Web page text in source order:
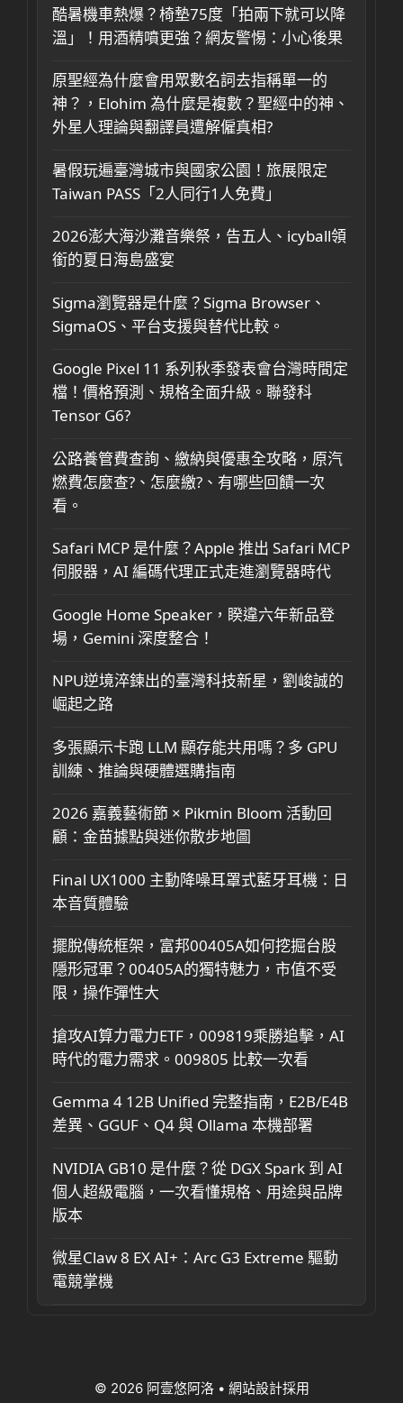
酷暑機車熱爆？椅墊75度「拍兩下就可以降
溫」！用酒精噴更強？網友警惕：小心後果
原聖經為什麼會用眾數名詞去指稱單一的
神？，Elohim 為什麼是複數？聖經中的神、
外星人理論與翻譯員遭解僱真相?
暑假玩遍臺灣城市與國家公園！旅展限定
Taiwan PASS「2人同行1人免費」
2026澎大海沙灘音樂祭，告五人、icyball領
銜的夏日海島盛宴
Sigma瀏覽器是什麼？Sigma Browser、
SigmaOS、平台支援與替代比較。
Google Pixel 11 系列秋季發表會台灣時間定
檔！價格預測、規格全面升級。聯發科
Tensor G6?
公路養管費查詢、繳納與優惠全攻略，原汽
燃費怎麼查?、怎麼繳?、有哪些回饋一次
看。
Safari MCP 是什麼？Apple 推出 Safari MCP
伺服器，AI 編碼代理正式走進瀏覽器時代
Google Home Speaker，睽違六年新品登
場，Gemini 深度整合！
NPU逆境淬鍊出的臺灣科技新星，劉峻誠的
崛起之路
多張顯示卡跑 LLM 顯存能共用嗎？多 GPU
訓練、推論與硬體選購指南
2026 嘉義藝術節 × Pikmin Bloom 活動回
顧：金苗據點與迷你散步地圖
Final UX1000 主動降噪耳罩式藍牙耳機：日
本音質體驗
擺脫傳統框架，富邦00405A如何挖掘台股
隱形冠軍？00405A的獨特魅力，市值不受
限，操作彈性大
搶攻AI算力電力ETF，009819乘勝追擊，AI
時代的電力需求。009805 比較一次看
Gemma 4 12B Unified 完整指南，E2B/E4B
差異、GGUF、Q4 與 Ollama 本機部署
NVIDIA GB10 是什麼？從 DGX Spark 到 AI
個人超級電腦，一次看懂規格、用途與品牌
版本
微星Claw 8 EX AI+：Arc G3 Extreme 驅動
電競掌機
© 2026 阿壹悠阿洛• 網站設計採用